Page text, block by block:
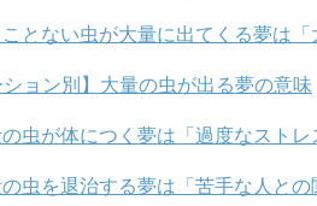
ことない虫が大量に出てくる夢は「
ション別】大量の虫が出る夢の意味
虫が体につく夢は「過度なストレ
虫を退治する夢は「苦手な人との